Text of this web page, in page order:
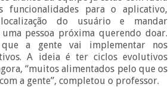
funcionalidades para o aplicativo,
do usuário e mandar
pessoa próxima querendo doar.
que a gente vai implementar nos
A ideia é ter ciclos evolutivos
“muitos alimentados pelo que os
a gente”, completou o professor.